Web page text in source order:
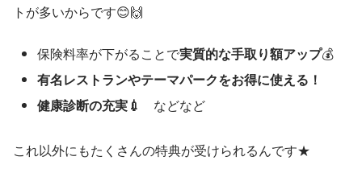
トが多いからです😊🙌
保険料率が下がることで実質的な手取り額アップ💰
有名レストランやテーマパークをお得に使える！
健康診断の充実💉
などなど
これ以外にもたくさんの特典が受けられるんです★